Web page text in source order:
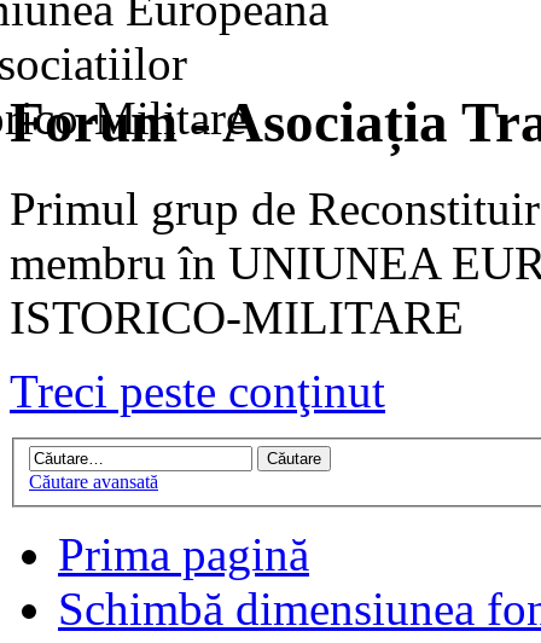
Forum - Asociația
Primul grup de
membru în UNIUNEA
ISTORICO-MILITARE
Treci peste conţinut
Căutare avansată
Prima pagină
Schimbă dimensiunea